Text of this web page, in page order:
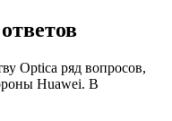
Optica ряд вопросов,
Huawei. В